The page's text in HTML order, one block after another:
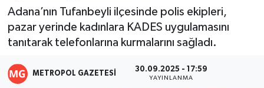
Adana’nın Tufanbeyli ilçesinde polis ekipleri,
pazar yerinde kadınlara KADES uygulamasını
tanıtarak telefonlarına kurmalarını sağladı.
METROPOL GAZETESI 30.09.2025 - 17:59
YAYINLANMA